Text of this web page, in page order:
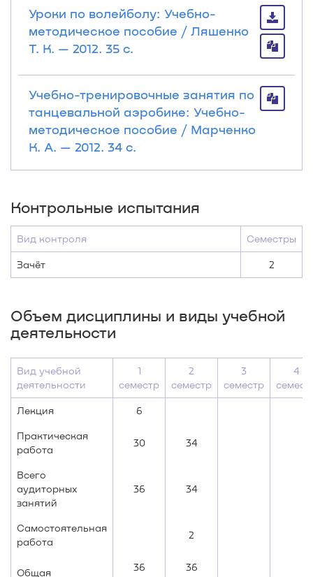
Уроки по волейболу: Учебно-
методическое пособие / Ляшенко
Т. К. — 2012. 35 с.
Учебно-тренировочные занятия по
танцевальной аэробике: Учебно-
методическое пособие / Марченко
К. А. — 2012. 34 с.
Контрольные испытания
Вид контроля Семестры
Зачёт 2
Объем дисциплины и виды учебной
деятельности
Вид учебной
деятельности
1
семестр
2
семестр
3
семестр
4
Лекция 6
Практическая
работа
30 34
Всего
аудиторных
занятий
36 34
Самостоятельная
работа
2
Общая
36 36